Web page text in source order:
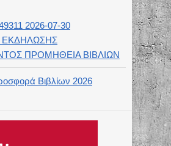
2026-07-30
ΠΡΟΜΗΘΕΙΑ ΒΙΒΛΙΩΝ
Βιβλίων 2026